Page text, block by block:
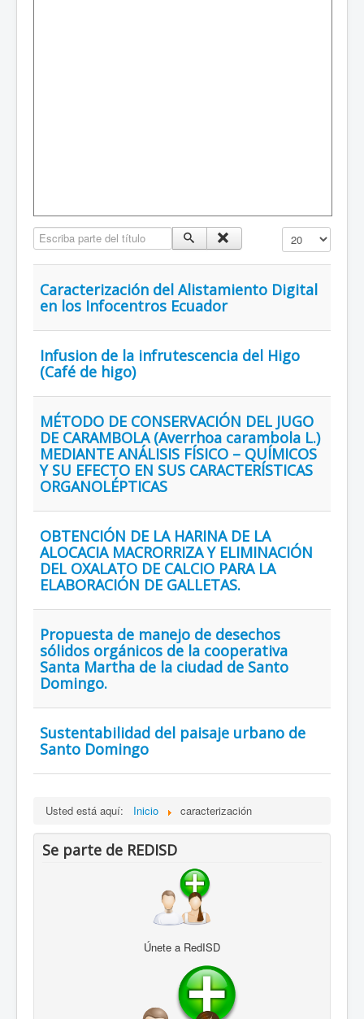
Escriba parte del título Mostrar #
Caracterización del Alistamiento Digital
en los Infocentros Ecuador
Infusion de la infrutescencia del Higo
(Café de higo)
MÉTODO DE CONSERVACIÓN DEL JUGO
DE CARAMBOLA (Averrhoa carambola L.)
MEDIANTE ANÁLISIS FÍSICO – QUÍMICOS
Y SU EFECTO EN SUS CARACTERÍSTICAS
ORGANOLÉPTICAS
OBTENCIÓN DE LA HARINA DE LA
ALOCACIA MACRORRIZA Y ELIMINACIÓN
DEL OXALATO DE CALCIO PARA LA
ELABORACIÓN DE GALLETAS.
Propuesta de manejo de desechos
sólidos orgánicos de la cooperativa
Santa Martha de la ciudad de Santo
Domingo.
Sustentabilidad del paisaje urbano de
Santo Domingo
Usted está aquí: Inicio caracterización
Se parte de REDISD
Únete a RedISD